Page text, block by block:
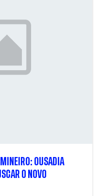
OUSADIA
O NOVO